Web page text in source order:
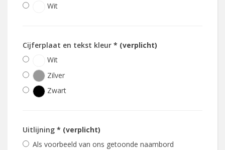
Wit
Cijferplaat en tekst kleur * (verplicht)
Wit
Zilver
Zwart
Uitlijning * (verplicht)
Als voorbeeld van ons getoonde naambord